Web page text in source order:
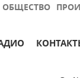
ОБЩЕСТВО